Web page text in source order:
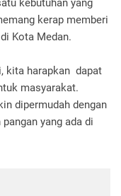
kebutuhan yang
kerap memberi
Kota Medan.
kita harapkan dapat
masyarakat.
dipermudah dengan
yang ada di